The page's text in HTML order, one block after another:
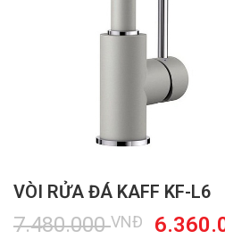
VÒI RỬA ĐÁ KAFF KF-L6
7.480.000VNĐ
Giá